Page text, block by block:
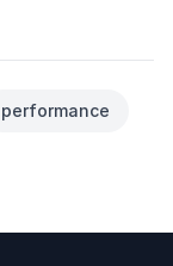
performance